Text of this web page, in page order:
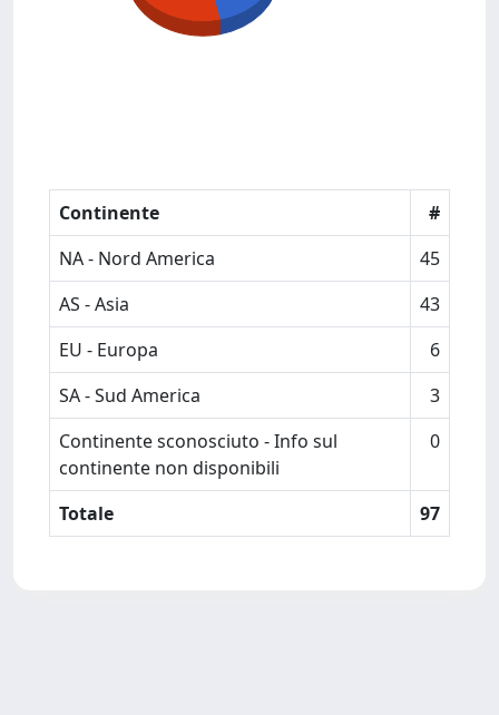
Continente
#
NA - Nord America
45
AS - Asia
43
EU - Europa
6
SA - Sud America
3
Continente sconosciuto - Info sul
continente non disponibili
0
Totale 97